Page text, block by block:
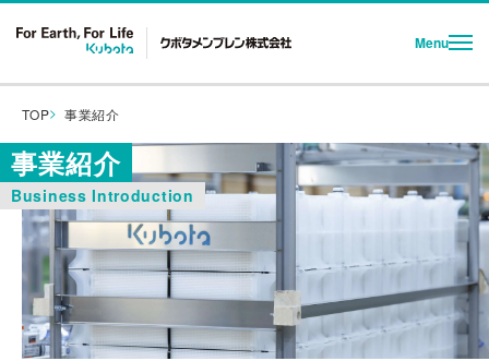
Menu
事業紹介
事業所案内
採用情報
TOP 事業紹介
事業紹介
Business Introduction